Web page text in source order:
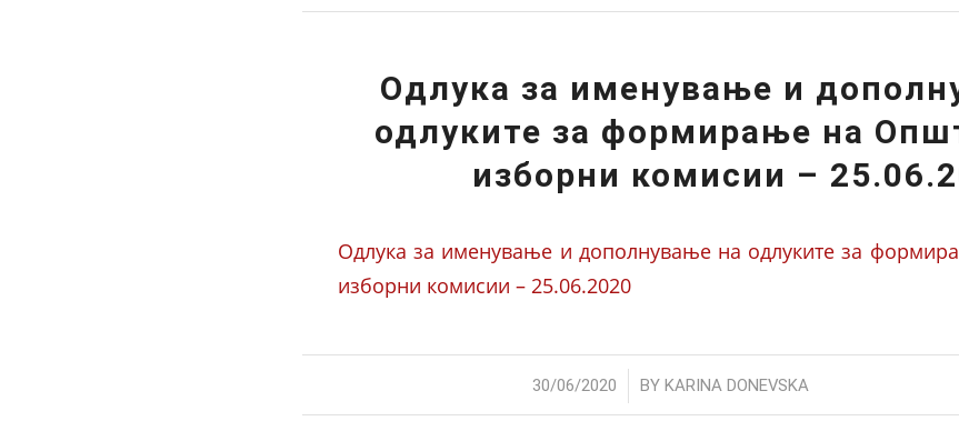
Одлука за именување и
одлуките за формирање на
изборни комисии –
Одлука за именување и дополнување на одлуките за
изборни комисии – 25.06.2020
30/06/2020
/ BY KARINA DONEVSKA